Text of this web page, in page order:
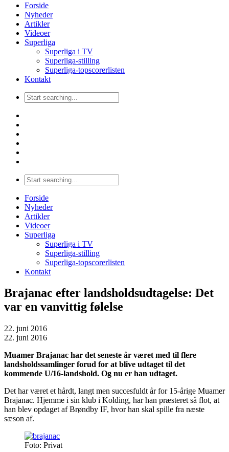
Forside
Nyheder
Artikler
Videoer
Superliga
Superliga i TV
Superliga-stilling
Superliga-topscorerlisten
Kontakt
Forside
Nyheder
Artikler
Videoer
Superliga
Superliga i TV
Superliga-stilling
Superliga-topscorerlisten
Kontakt
Brajanac efter landsholdsudtagelse: Det
var en vanvittig følelse
22. juni 2016
22. juni 2016
Muamer Brajanac har det seneste år været med til flere
landsholdssamlinger forud for at blive udtaget til det
kommende U/16-landshold. Og nu er han udtaget.
Det har været et hårdt, langt men succesfuldt år for 15-årige Muamer
Brajanac. Hjemme i sin klub i Kolding, har han præsteret så flot, at
han blev opdaget af Brøndby IF, hvor han skal spille fra næste
sæson af.
Foto: Privat